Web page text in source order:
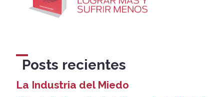
Posts recientes
La Industria del Miedo